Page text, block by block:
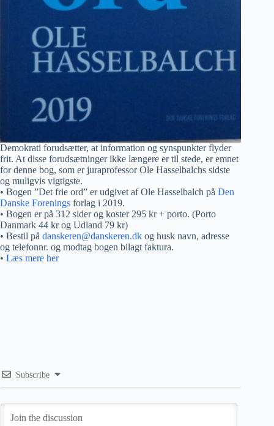
Demokrati forudsætter, at information og synspunkter flyder
frit. At disse forudsætninger ikke længere er til stede, er emnet
for denne bog, som er juraprofessor Ole Hasselbalchs sidste
og muligvis vigtigste.
• Bogen ”Det frie ord” er udgivet af Ole Hasselbalch på Den
Danske Forenings forlag i 2019.
• Bogen er på 312 sider og koster 295 kr + porto. (Porto
Danmark 44 kr og Udland 79 kr)
• Bestil på danskeren@danskeren.dk og husk navn, adresse
og telefonnr. og modtag bogen bilagt faktura.
• Læs mere her
Subscribe